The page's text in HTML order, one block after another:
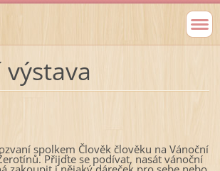
spolkem Člověk člověku na Vánoční
Přijďte se podívat, nasát vánoční